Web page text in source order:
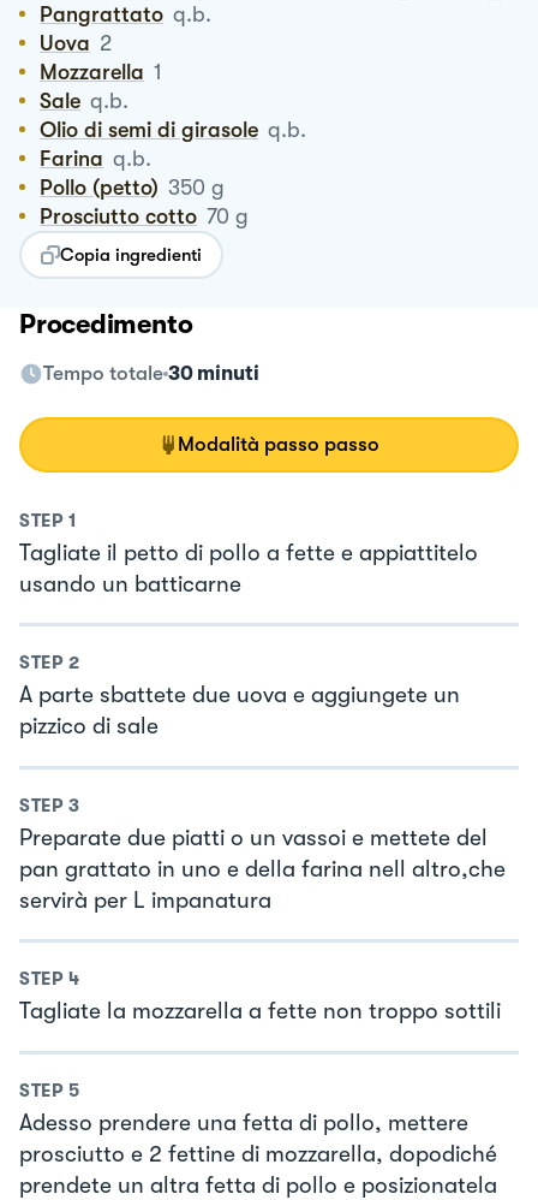
Pangrattato q.b.
Uova 2
Mozzarella 1
Sale q.b.
Olio di semi di girasole q.b.
Farina q.b.
Pollo (petto) 350 g
Prosciutto cotto 70 g
Copia ingredienti
Procedimento
Tempo totale 30 minuti
Modalità passo passo
STEP 1
Tagliate il petto di pollo a fette e appiattitelo
usando un batticarne
STEP 2
A parte sbattete due uova e aggiungete un
pizzico di sale
STEP 3
Preparate due piatti o un vassoi e mettete del
pan grattato in uno e della farina nell altro,che
servirà per L impanatura
STEP 4
Tagliate la mozzarella a fette non troppo sottili
STEP 5
Adesso prendere una fetta di pollo, mettere
prosciutto e 2 fettine di mozzarella, dopodiché
prendete un altra fetta di pollo e posizionatela